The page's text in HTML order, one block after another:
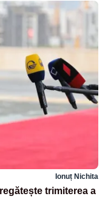
Ionuț Nichita
trimiterea a